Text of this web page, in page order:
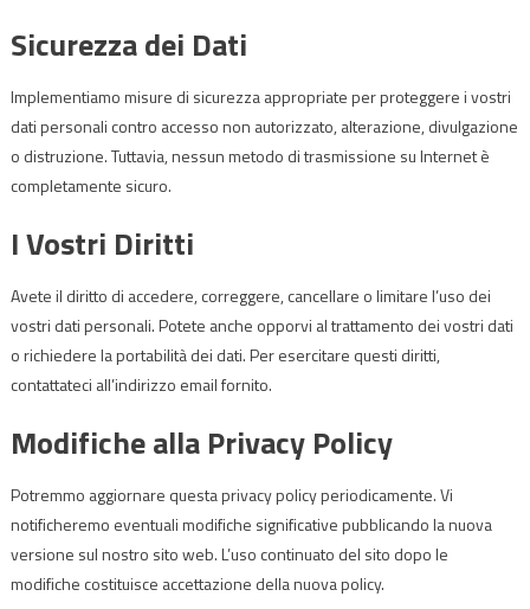
Sicurezza dei Dati
Implementiamo misure di sicurezza appropriate per proteggere i vostri
dati personali contro accesso non autorizzato, alterazione, divulgazione
o distruzione. Tuttavia, nessun metodo di trasmissione su Internet è
completamente sicuro.
I Vostri Diritti
Avete il diritto di accedere, correggere, cancellare o limitare l’uso dei
vostri dati personali. Potete anche opporvi al trattamento dei vostri dati
o richiedere la portabilità dei dati. Per esercitare questi diritti,
contattateci all’indirizzo email fornito.
Modifiche alla Privacy Policy
Potremmo aggiornare questa privacy policy periodicamente. Vi
notificheremo eventuali modifiche significative pubblicando la nuova
versione sul nostro sito web. L’uso continuato del sito dopo le
modifiche costituisce accettazione della nuova policy.